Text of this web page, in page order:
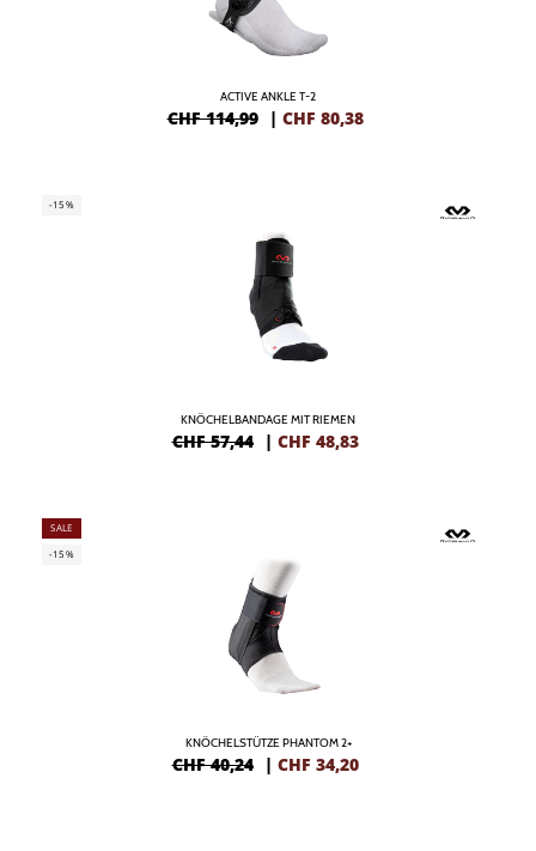
ACTIVE ANKLE T-2
CHF 114,99 | CHF 80,38
-15%
KNÖCHELBANDAGE MIT RIEMEN
CHF 57,44 | CHF 48,83
SALE
-15%
KNÖCHELSTÜTZE PHANTOM 2+
CHF 40,24 | CHF 34,20